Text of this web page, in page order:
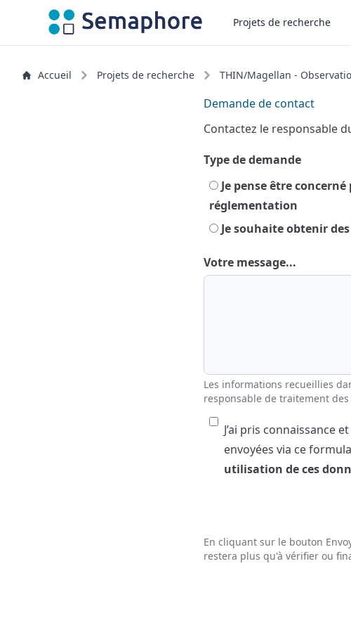
Projets de recherche
Accueil Projets de recherche THIN/Magellan -
Demande de contact
Contactez le responsable
Type de demande
Je pense être concerné par ce projet et souhaite exercer mes droits prévus par la
réglementation
Je souhaite obtenir
Votre message...
Les informations recueillies
responsable de traitement
J’ai pris connaissance
envoyées via ce
utilisation de ces
En cliquant sur le bouton
restera plus qu'à vérifier ou